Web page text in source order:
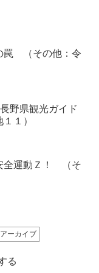
罠 （その他：令
野県観光ガイド
１）
全運動Ｚ！ （そ
アーカイブ
る